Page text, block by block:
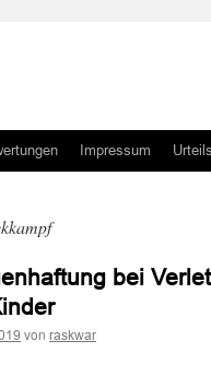
Impressum
bei
von raskwar